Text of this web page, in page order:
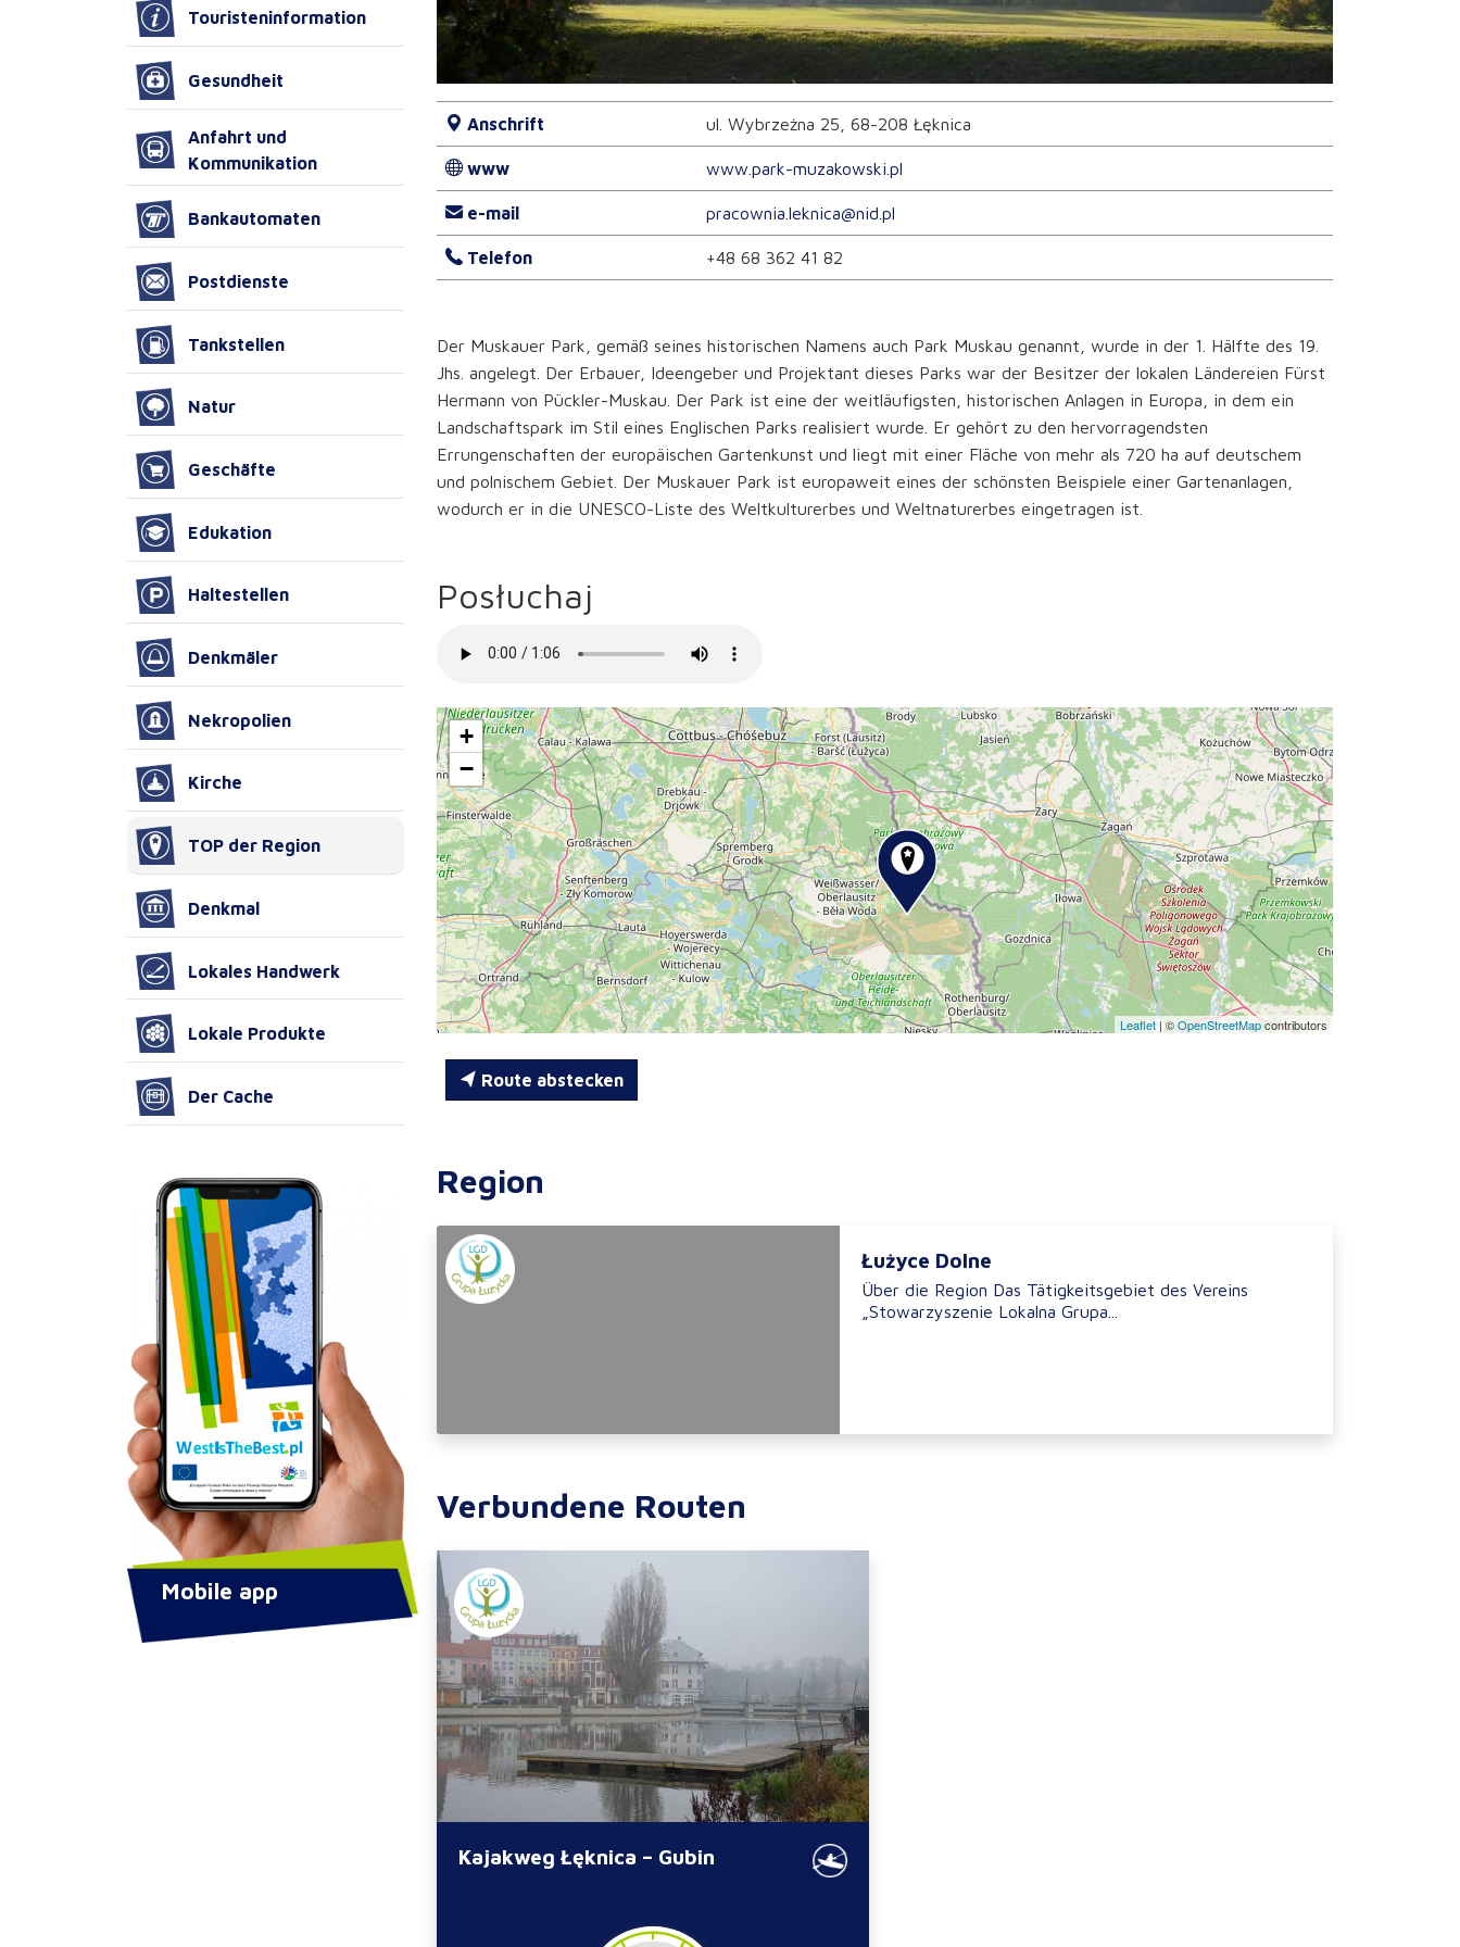
Anschrift ul. Wybrzeżna 25, 68-208 Łęknica
www www.park-muzakowski.pl
e-mail pracownia.leknica@nid.pl
Telefon +48 68 362 41 82
Der Muskauer Park, gemäß seines historischen Namens auch Park Muskau genannt, wurde in der 1. Hälfte des 19.
Jhs. angelegt. Der Erbauer, Ideengeber und Projektant dieses Parks war der Besitzer der lokalen Ländereien Fürst
Hermann von Pückler-Muskau. Der Park ist eine der weitläufigsten, historischen Anlagen in Europa, in dem ein
Landschaftspark im Stil eines Englischen Parks realisiert wurde. Er gehört zu den hervorragendsten
Errungenschaften der europäischen Gartenkunst und liegt mit einer Fläche von mehr als 720 ha auf deutschem
und polnischem Gebiet. Der Muskauer Park ist europaweit eines der schönsten Beispiele einer Gartenanlagen,
wodurch er in die UNESCO-Liste des Weltkulturerbes und Weltnaturerbes eingetragen ist.
Posłuchaj
+
−
Leaflet | ©OpenStreetMapcontributors
Route abstecken
Region
Łużyce Dolne
Über die Region Das Tätigkeitsgebiet des Vereins
„Stowarzyszenie Lokalna Grupa...
Verbundene Routen
Kajakweg Łęknica – Gubin
Touristeninformation
Gesundheit
Anfahrt und
Kommunikation
Bankautomaten
Postdienste
Tankstellen
Natur
Geschäfte
Edukation
Haltestellen
Denkmäler
Nekropolien
Kirche
TOP der Region
Denkmal
Lokales Handwerk
Lokale Produkte
Der Cache
Mobile app